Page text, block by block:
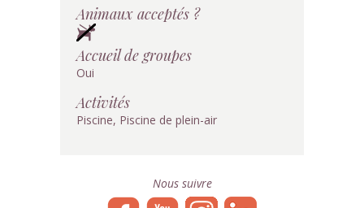
Animaux acceptés ?
Accueil de groupes
Oui
Activités
Piscine, Piscine de plein-air
Nous suivre